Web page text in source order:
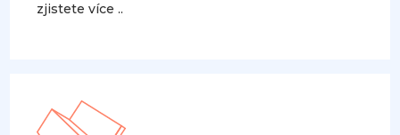
zjistete více ..